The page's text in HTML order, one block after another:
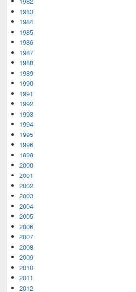
1983
1984
1985
1986
1987
1988
1989
1990
1991
1992
1993
1994
1995
1996
1999
2000
2001
2002
2003
2004
2005
2006
2007
2008
2009
2010
2011
2012